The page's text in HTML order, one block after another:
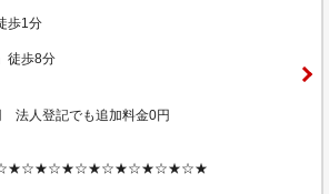
歩1分
徒歩8分
人登記でも追加料金0円